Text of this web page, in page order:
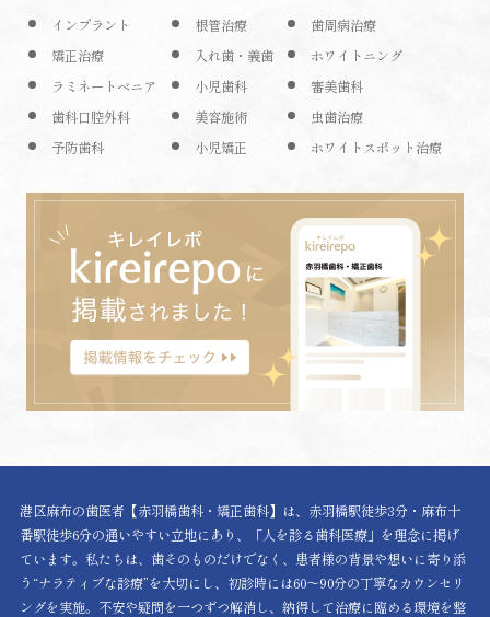
インプラント 根管治療
歯周病治療
矯正治療
入れ歯・義歯
ホワイトニング
ラミネートベニア
小児歯科
審美歯科
歯科口腔外科
美容施術
虫歯治療
予防歯科
小児矯正 ホワイトスポット治療
港区麻布の歯医者【赤羽橋歯科・矯正歯科】は、赤羽橋駅徒歩3分・麻布十
番駅徒歩6分の通いやすい立地にあり、「人を診る歯科医療」を理念に掲げ
ています。私たちは、歯そのものだけでなく、患者様の背景や想いに寄り添
う“ナラティブな診療”を大切にし、初診時には60〜90分の丁寧なカウンセリ
ングを実施。不安や疑問を一つずつ解消し、納得して治療に臨める環境を整